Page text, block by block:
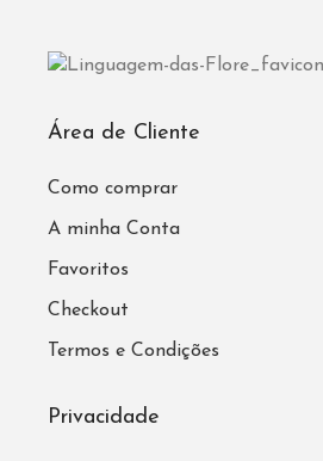
Área de Cliente
Como comprar
A minha Conta
Favoritos
Checkout
Termos e Condições
Privacidade